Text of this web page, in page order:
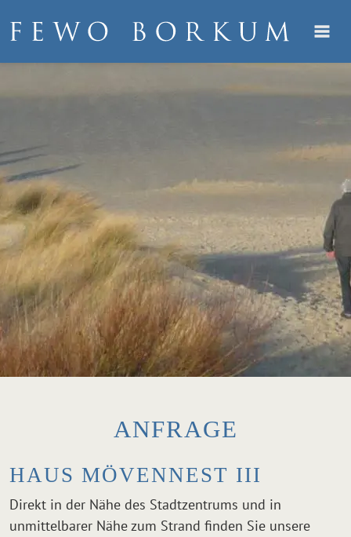
ANFRAGE
HAUS MÖVENNEST III
Direkt in der Nähe des Stadtzentrums und in
unmittelbarer Nähe zum Strand finden Sie unsere